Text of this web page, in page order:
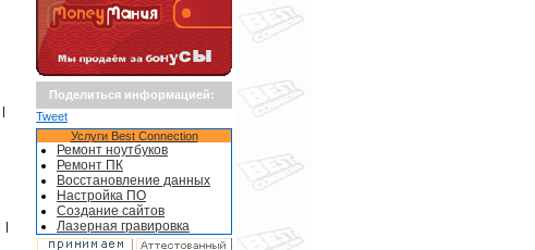
|
|
Поделиться информацией:
Tweet
Услуги Best Connection
Ремонт ноутбуков
Ремонт ПК
Восстановление данных
Настройка ПО
Создание сайтов
Лазерная гравировка